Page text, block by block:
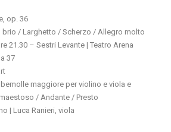
op. 36
/ Larghetto / Scherzo / Allegro molto
21.30 – Sestri Levante | Teatro Arena
37
maggiore per violino e viola e
/ Andante / Presto
| Luca Ranieri, viola